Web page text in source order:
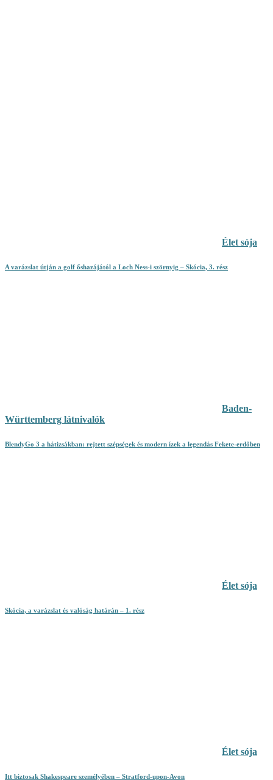
Élet sója
A varázslat útján a golf őshazájától a Loch Ness-i szörnyig – Skócia, 3. rész
Baden-
Württemberg látnivalók
BlendyGo 3 a hátizsákban: rejtett szépségek és modern ízek a legendás Fekete-erdőben
Élet sója
Skócia, a varázslat és valóság határán – 1. rész
Élet sója
Itt biztosak Shakespeare személyében – Stratford-upon-Avon